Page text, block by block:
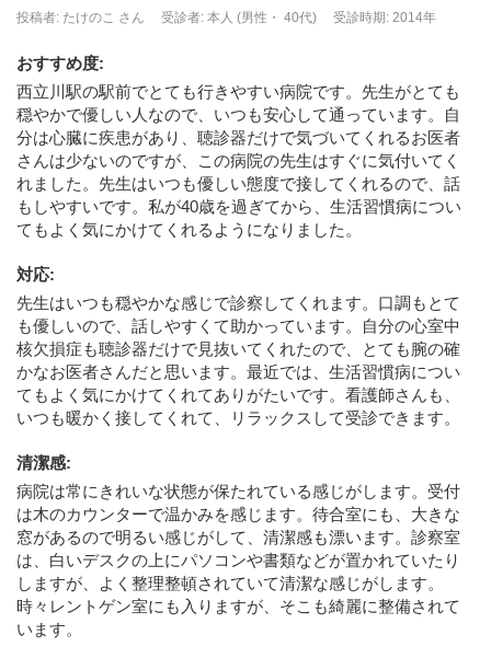
投稿者: たけのこ さん
受診者: 本人 (男性・ 40代) 受診時期: 2014年
おすすめ度:
西立川駅の駅前でとても行きやすい病院です。先生がとても
穏やかで優しい人なので、いつも安心して通っています。自
分は心臓に疾患があり、聴診器だけで気づいてくれるお医者
さんは少ないのですが、この病院の先生はすぐに気付いてく
れました。先生はいつも優しい態度で接してくれるので、話
もしやすいです。私が40歳を過ぎてから、生活習慣病につい
てもよく気にかけてくれるようになりました。
対応:
先生はいつも穏やかな感じで診察してくれます。口調もとて
も優しいので、話しやすくて助かっています。自分の心室中
核欠損症も聴診器だけで見抜いてくれたので、とても腕の確
かなお医者さんだと思います。最近では、生活習慣病につい
てもよく気にかけてくれてありがたいです。看護師さんも、
いつも暖かく接してくれて、リラックスして受診できます。
清潔感:
病院は常にきれいな状態が保たれている感じがします。受付
は木のカウンターで温かみを感じます。待合室にも、大きな
窓があるので明るい感じがして、清潔感も漂います。診察室
は、白いデスクの上にパソコンや書類などが置かれていたり
しますが、よく整理整頓されていて清潔な感じがします。
時々レントゲン室にも入りますが、そこも綺麗に整備されて
います。